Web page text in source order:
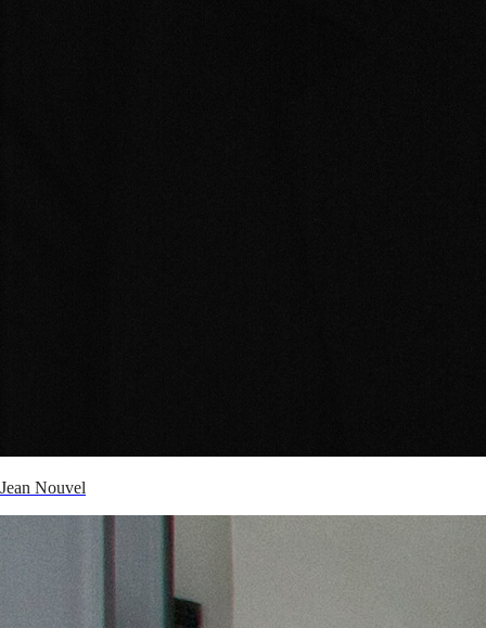
Jean Nouvel